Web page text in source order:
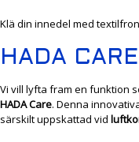
Klä din innedel med
HADA CARE
Vi vill lyfta fram en funktion
HADA Care. Denna
särskilt uppskattad vid